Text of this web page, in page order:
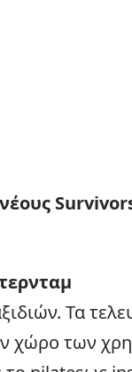
Τα
χώρο των